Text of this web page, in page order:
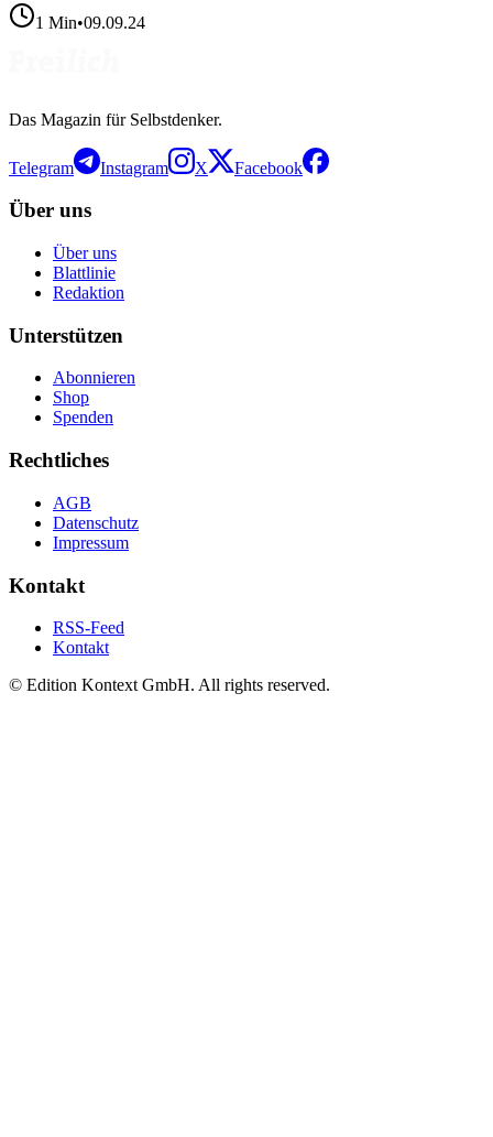
1 Min•09.09.24
Das Magazin für Selbstdenker.
Telegram Instagram X Facebook
Über uns
Über uns
Blattlinie
Redaktion
Unterstützen
Abonnieren
Shop
Spenden
Rechtliches
AGB
Datenschutz
Impressum
Kontakt
RSS-Feed
Kontakt
© Edition Kontext GmbH. All rights reserved.